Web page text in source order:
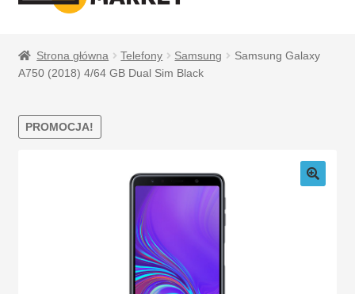
BEZPIECZNE PŁATNOŚCI
DOSTAWA I ZWROTY
Strona główna Telefony Samsung
Samsung Galaxy
A750 (2018) 4/64 GB Dual Sim Black
PROMOCJA!